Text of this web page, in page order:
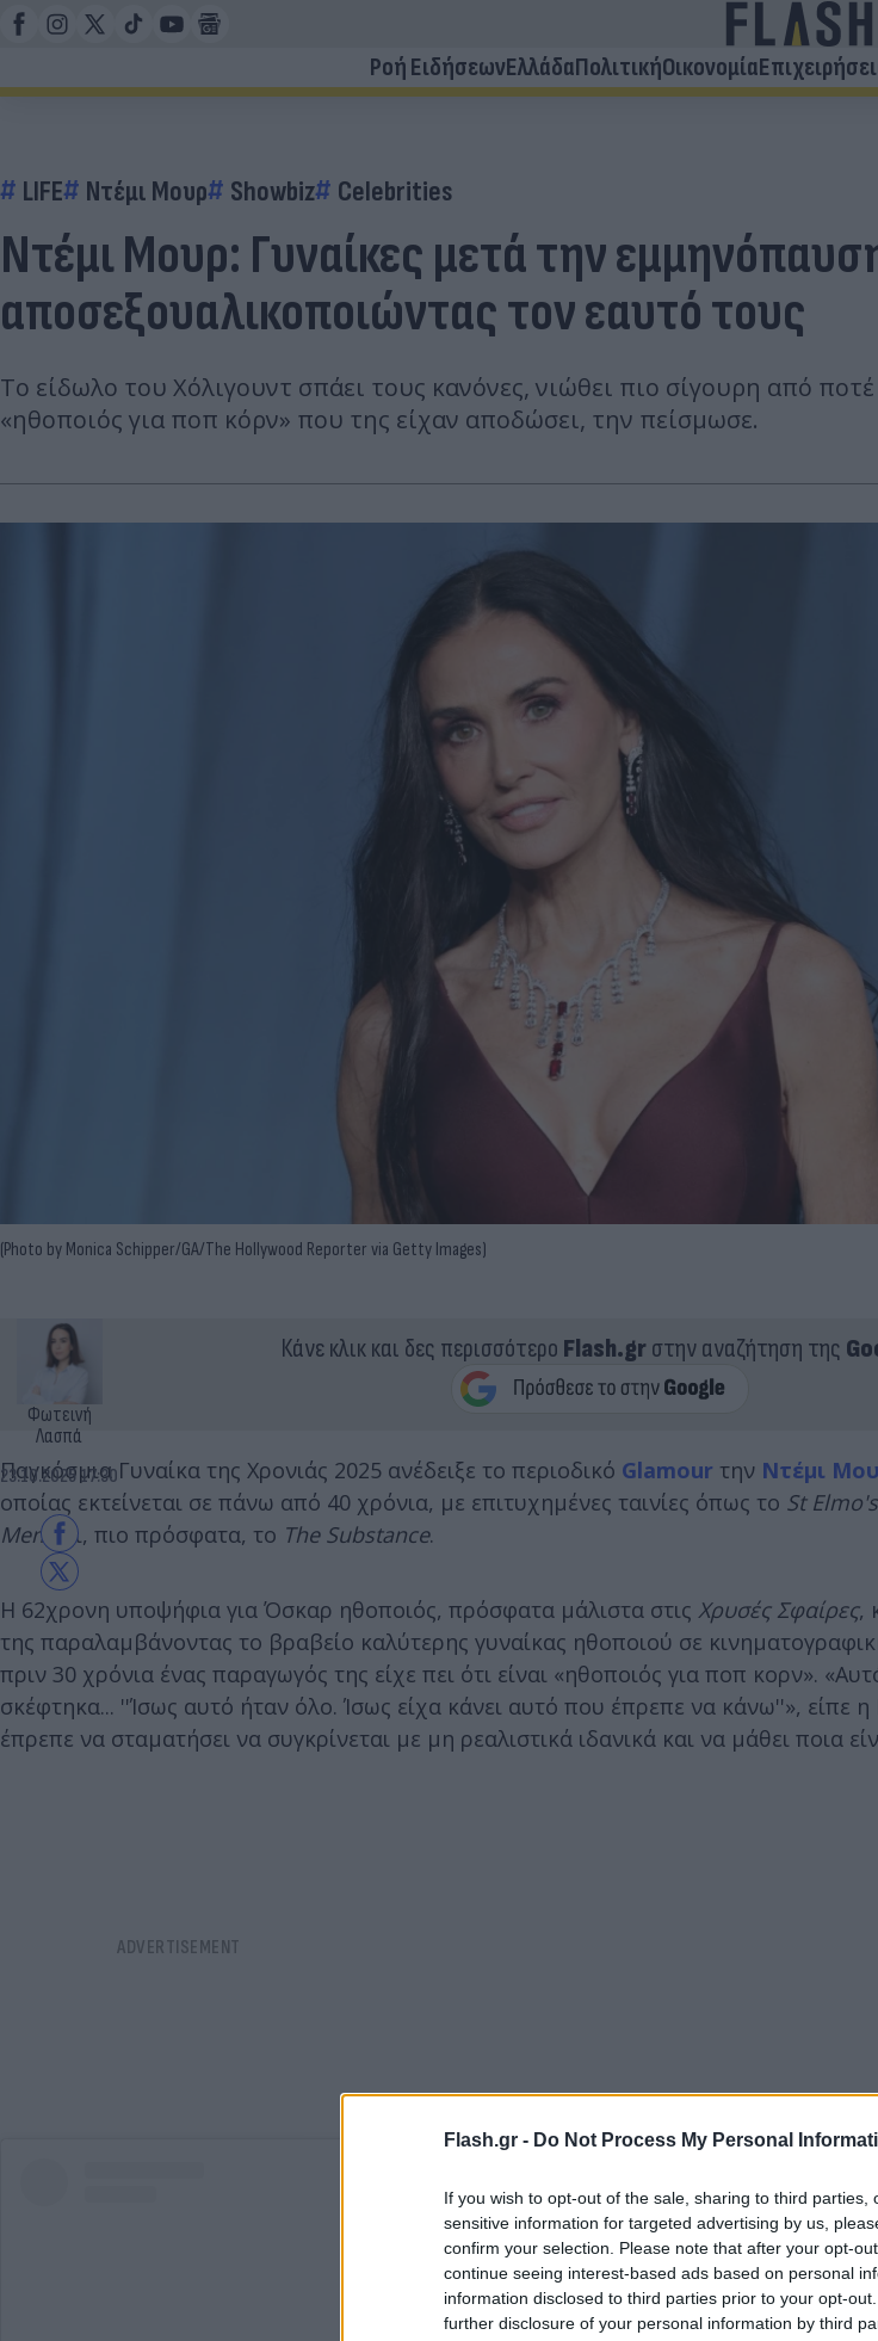
Flash.gr - Do Not Process My Personal
If you wish to opt-out of the sale, sharing to third
sensitive information for targeted advertising by us,
confirm your selection. Please note that after your opt-
continue seeing interest-based ads based on personal
information disclosed to third parties prior to your opt-
further disclosure of your personal information by third
Ροή ΕιδήσεωνΕλλάδαΠολιτικήΟικονομία
LIFE Ντέμι Μουρ Showbiz Celebrities
Ντέμι Μουρ: Γυναίκες μετά την
αποσεξουαλικοποιώντας τον εαυτό τους
Το είδωλο του Χόλιγουντ σπάει τους κανόνες, νιώθει πιο σίγουρη από
«ηθοποιός για ποπ κόρν» που της είχαν αποδώσει, την πείσμωσε.
(Photo by Monica Schipper/GA/The Hollywood Reporter via Getty Images)
Φωτεινή
Λασπά
23.10.2025 17:30
Κάνε κλικ και δες περισσότερο Flash.grστην αναζήτηση της
Παγκόσμια Γυναίκα της Χρονιάς 2025 ανέδειξε το περιοδικό Glamour την Ντέμι
οποίας εκτείνεται σε πάνω από 40 χρόνια, με επιτυχημένες ταινίες όπως το St
Men και, πιο πρόσφατα, το The Substance.
Η 62χρονη υποψήφια για Όσκαρ ηθοποιός, πρόσφατα μάλιστα στις Χρυσές Σφαίρες,
της παραλαμβάνοντας το βραβείο καλύτερης γυναίκας ηθοποιού σε
πριν 30 χρόνια ένας παραγωγός της είχε πει ότι είναι «ηθοποιός για ποπ κορν».
σκέφτηκα... ''Ίσως αυτό ήταν όλο. Ίσως είχα κάνει αυτό που έπρεπε να κάνω''», είπε
έπρεπε να σταματήσει να συγκρίνεται με μη ρεαλιστικά ιδανικά και να μάθει ποια